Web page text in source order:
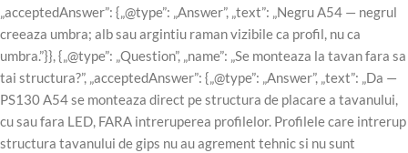
„acceptedAnswer”: {„@type”: „Answer”, „text”: „Negru A54 — negrul
creeaza umbra; alb sau argintiu raman vizibile ca profil, nu ca
umbra.”}}, {„@type”: „Question”, „name”: „Se monteaza la tavan fara sa
tai structura?”, „acceptedAnswer”: {„@type”: „Answer”, „text”: „Da —
PS130 A54 se monteaza direct pe structura de placare a tavanului,
cu sau fara LED, FARA intreruperea profilelor. Profilele care intrerup
structura tavanului de gips nu au agrement tehnic si nu sunt